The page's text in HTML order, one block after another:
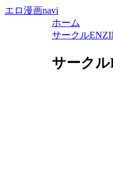
エロ漫画navi
ホーム
サークル
サーク